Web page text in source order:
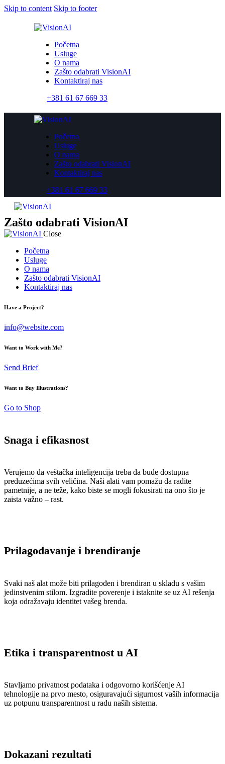
Skip to content Skip to footer
Početna
Usluge
O nama
Zašto odabrati VisionAI
Kontaktiraj nas
+381 61 67 669 33
Početna
Usluge
O nama
Zašto odabrati VisionAI
Kontaktiraj nas
+381 61 67 669 33
Zašto odabrati VisionAI
Close
Početna
Usluge
O nama
Zašto odabrati VisionAI
Kontaktiraj nas
Have a Project?
info@website.com
Want to Work with Me?
Send Brief
Want to Buy Illustrations?
Go to Shop
Snaga i efikasnost
Verujemo da veštačka inteligencija treba da bude dostupna
preduzećima svih veličina. Naši alati vam pomažu da radite
pametnije, a ne teže, kako biste se mogli fokusirati na ono što je
zaista važno – rast.
Prilagođavanje i brendiranje
Svaki naš alat može biti prilagođen i brendiran u skladu s vašim
jedinstvenim stilom. Izgradite poverenje i istaknite se uz AI rešenja
koja odražavaju identitet vašeg brenda.
Etika i transparentnost u AI
Stavljamo privatnost podataka i odgovorno korišćenje AI
tehnologije na prvo mesto, osiguravajući sigurnost vaših informacija
uz potpunu transparentnost u radu naših sistema.
Dokazani rezultati